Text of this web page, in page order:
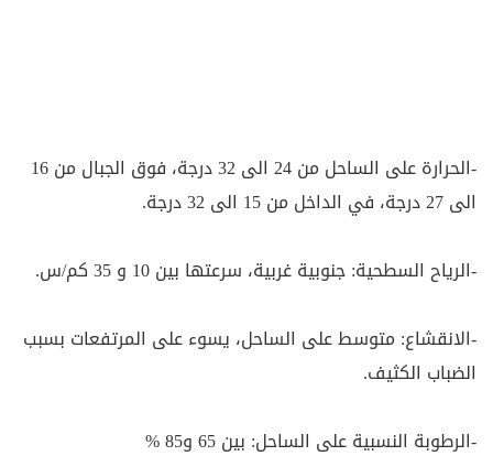
-الحرارة على الساحل من 24 الى 32 درجة، فوق الجبال من 16
الى 27 درجة، في الداخل من 15 الى 32 درجة.
-الرياح السطحية: جنوبية غربية، سرعتها بين 10 و 35 كم/س.
-الانقشاع: متوسط على الساحل، يسوء على المرتفعات بسبب
الضباب الكثيف.
-الرطوبة النسبية على الساحل: بين 65 و85 %